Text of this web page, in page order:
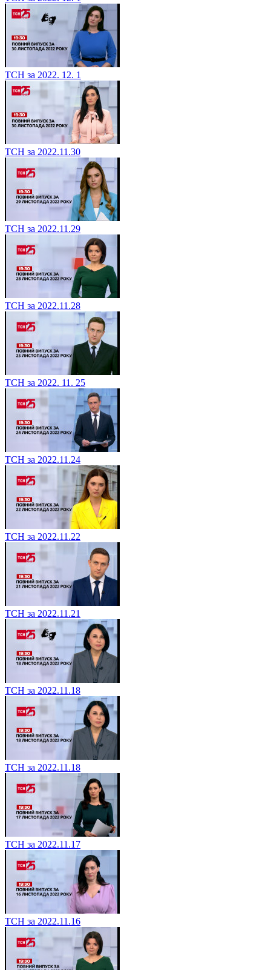
ТСН за 2022. 12. 1
ТСН за 2022.11.30
ТСН за 2022.11.29
ТСН за 2022.11.28
ТСН за 2022. 11. 25
ТСН за 2022.11.24
ТСН за 2022.11.22
ТСН за 2022.11.21
ТСН за 2022.11.18
ТСН за 2022.11.18
ТСН за 2022.11.17
ТСН за 2022.11.16